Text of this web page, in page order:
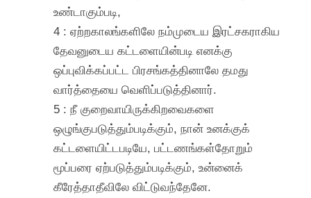
உண்டாகும்படி,
4 : ஏற்றகாலங்களிலே நம்முடைய இரட்சகராகிய
தேவனுடைய கட்டளையின்படி எனக்கு
ஒப்புவிக்கப்பட்ட பிரசங்கத்தினாலே தமது
வார்த்தையை வெளிப்படுத்தினார்.
5 : நீ குறைவாயிருக்கிறவைகளை
ஒழுங்குபடுத்தும்படிக்கும், நான் உனக்குக்
கட்டளையிட்டபடியே, பட்டணங்கள்தோறும்
மூப்பரை ஏற்படுத்தும்படிக்கும், உன்னைக்
கீரேத்தாதீவிலே விட்டுவந்தேனே.